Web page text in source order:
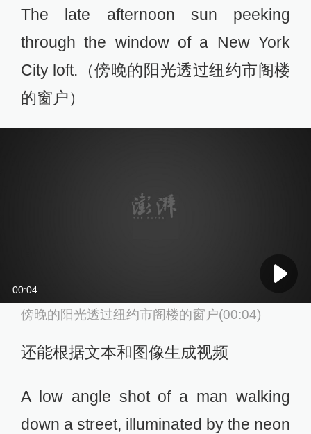
The late afternoon sun peeking
through the window of a New York
City loft.（傍晚的阳光透过纽约市阁楼
的窗户）
00:04
傍晚的阳光透过纽约市阁楼的窗户(00:04)
还能根据文本和图像生成视频
A low angle shot of a man walking
down a street, illuminated by the neon